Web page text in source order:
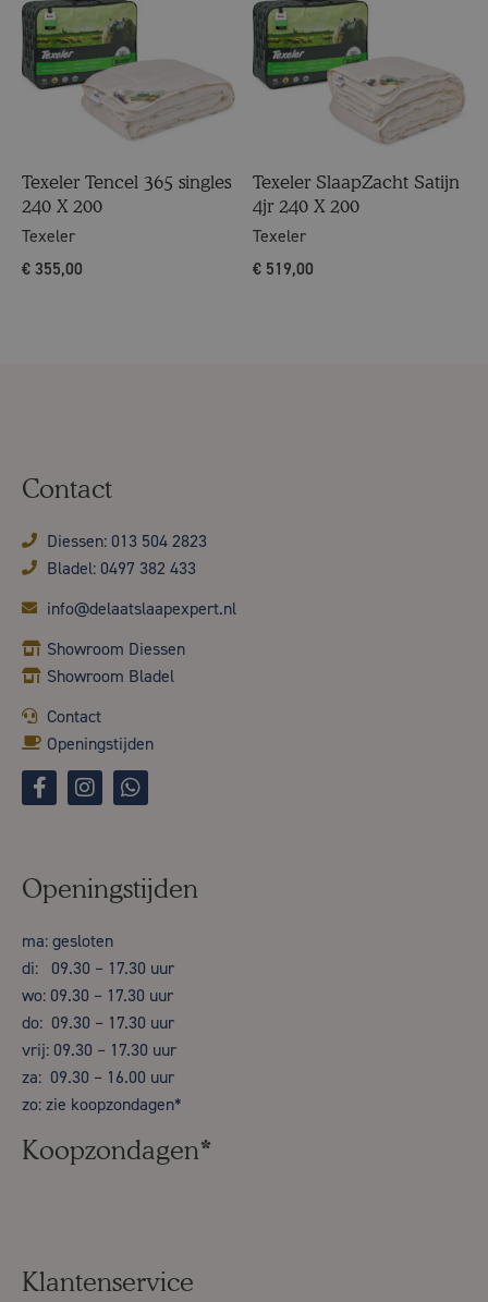
Texeler Tencel 365 singles
240 X 200
Texeler
€ 355,00
Texeler SlaapZacht Satijn
4jr 240 X 200
Texeler
€ 519,00
Contact
Diessen: 013 504 2823
Bladel: 0497 382 433
info@delaatslaapexpert.nl
Showroom Diessen
Showroom Bladel
Contact
Openingstijden
Openingstijden
ma: gesloten
di: 09.30 – 17.30 uur
wo: 09.30 – 17.30 uur
do: 09.30 – 17.30 uur
vrij: 09.30 – 17.30 uur
za: 09.30 – 16.00 uur
zo: zie koopzondagen*
Koopzondagen*
Klantenservice